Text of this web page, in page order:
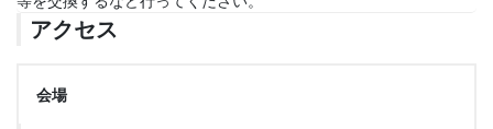
アクセス
会場